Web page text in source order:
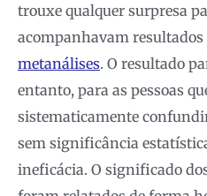
trouxe qualquer surpresa
acompanhavam resultados
metanálises. O resultado
entanto, para as pessoas
sistematicamente
sem significância
ineficácia. O significado